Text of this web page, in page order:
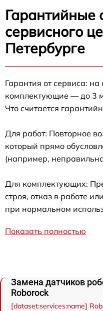
Гарантийные
сервисного
Петербурге
Гарантия от сервиса:
комплектующие — до 3
Что считается
Для работ: Повторное
который прямо
(например,
Для комплектующих:
строя, отказ в работе
при нормальном
Показать полностью
Замена датчиков
Roborock
[dataset:services:name]